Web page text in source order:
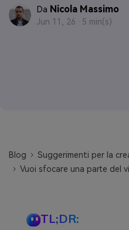
Da Nicola Massimo
Jun 11, 26 · 5 min(s)
Blog
Suggerimenti per la
Vuoi sfocare una parte del
TL;DR: